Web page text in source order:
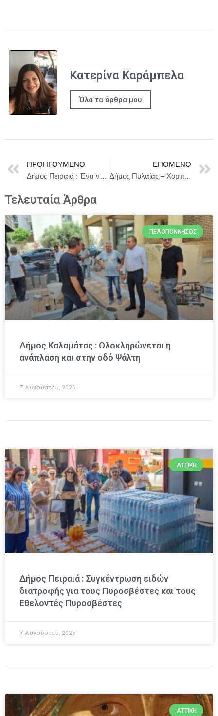
Κατερίνα Καράμπελα
Όλα τα άρθρα μου
ΠΡΟΗΓΟΎΜΕΝΟ
Δήμος Πειραιά : Ένα νέο ηλεκτρικό απορριμματοφόρο παρέλαβε ο Δήμος Πειραιά από την Περιφέρεια Αττικής και τον ΕΔΣΝΑ
ΕΠΌΜΕΝΟ
Δήμος Πυλαίας – Χορτιάτη : Ημερίδα για την ασφάλεια στο διαδίκτυο από την Αντιπεριφέρεια Ψηφιακής Διακυβέρνησης σε συνεργασία με τον Δήμο Πυλαίας – Χορτιάτη
Τελευταία Άρθρα
ΠΕΛΟΠΌΝΝΗΣΟΣ
Δήμος Καλαμάτας : Ολοκληρώνεται η
ανάπλαση και στην οδό Ψάλτη
7 Αυγούστου, 2026
ΑΤΤΙΚΉ
Δήμος Πειραιά : Συγκέντρωση ειδών
διατροφής για τους Πυροσβέστες και τους
Εθελοντές Πυροσβέστες
7 Αυγούστου, 2026
ΑΤΤΙΚΉ